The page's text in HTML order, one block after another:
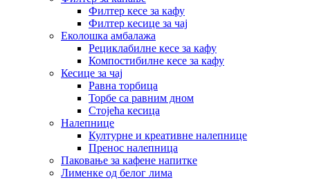
Филтер кесе за кафу
Филтер кесице за чај
Еколошка амбалажа
Рециклабилне кесе за кафу
Компостибилне кесе за кафу
Кесице за чај
Равна торбица
Торбе са равним дном
Стојећа кесица
Налепнице
Културне и креативне налепнице
Пренос налепница
Паковање за кафене напитке
Лименке од белог лима